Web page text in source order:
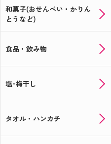
和菓子(おせんべい・かりん
とうなど)
食品・飲み物
塩･梅干し
タオル・ハンカチ